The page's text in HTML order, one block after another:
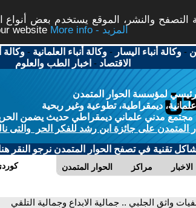
والنشر، الموقع يستخدم بعض أنواع
website
More info - المزيد
-وكالة أنباء اليسار -وكالة أنباء العلمانية -وكالة
الاقتصاد - اخبار الطب والعلوم
لمؤسسة الحوار المتمدن
ديمقراطية، تطوعية وغير ربحية
مدني علماني ديمقراطي حديث يضمن الحرية
المتمدن على جائزة ابن رشد للفكر الحر والتى
تقنية في تصفح الحوار المتمدن نرجو النقر
الحوار المتمدن مراكز الاخبار
واثق الجلبي .. جمالية الابداع وجمالية التلقي